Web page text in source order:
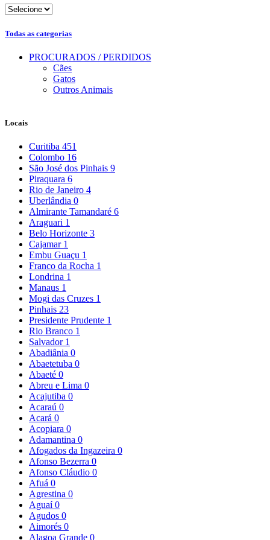
Todas as categorias
PROCURADOS / PERDIDOS
Cães
Gatos
Outros Animais
Locais
Curitiba 451
Colombo 16
São José dos Pinhais 9
Piraquara 6
Rio de Janeiro 4
Uberlândia 0
Almirante Tamandaré 6
Araguari 1
Belo Horizonte 3
Cajamar 1
Embu Guaçu 1
Franco da Rocha 1
Londrina 1
Manaus 1
Mogi das Cruzes 1
Pinhais 23
Presidente Prudente 1
Rio Branco 1
Salvador 1
Abadiânia 0
Abaetetuba 0
Abaeté 0
Abreu e Lima 0
Acajutiba 0
Acaraú 0
Acará 0
Acopiara 0
Adamantina 0
Afogados da Ingazeira 0
Afonso Bezerra 0
Afonso Cláudio 0
Afuá 0
Agrestina 0
Aguaí0
Agudos 0
Aimorés 0
Alagoa Grande 0